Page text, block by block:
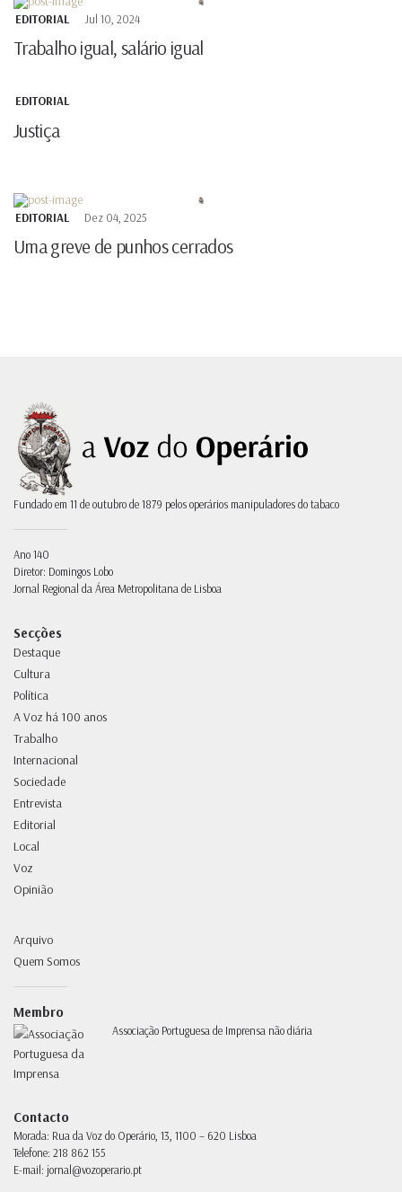
EDITORIAL Jul 10, 2024
Trabalho igual, salário igual
EDITORIAL
Justiça
EDITORIAL Dez 04, 2025
Uma greve de punhos cerrados
Fundado em 11 de outubro de 1879 pelos operários manipuladores do tabaco
Ano 140
Diretor: Domingos Lobo
Jornal Regional da Área Metropolitana de Lisboa
Secções
Destaque
Cultura
Política
A Voz há 100 anos
Trabalho
Internacional
Sociedade
Entrevista
Editorial
Local
Voz
Opinião
Arquivo
Quem Somos
Membro
Associação Portuguesa de Imprensa não diária
Contacto
Morada: Rua da Voz do Operário, 13, 1100 – 620 Lisboa
Telefone: 218 862 155
E-mail: jornal@vozoperario.pt